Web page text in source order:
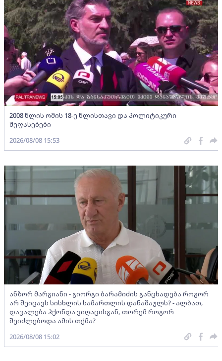
2008 წლის ომის 18-ე წლისთავი და პოლიტიკური
შეფასებები
2026/08/08 15:53
ანზორ მარგიანი - გიორგი ბარამიძის განცხადება როგორ
არ შეიცავს სისხლის სამართლის დანაშაულს? - ალბათ,
დავალება ჰქონდა ვიღაცისგან, თორემ როგორ
შეიძლებოდა ამის თქმა?
2026/08/08 15:02